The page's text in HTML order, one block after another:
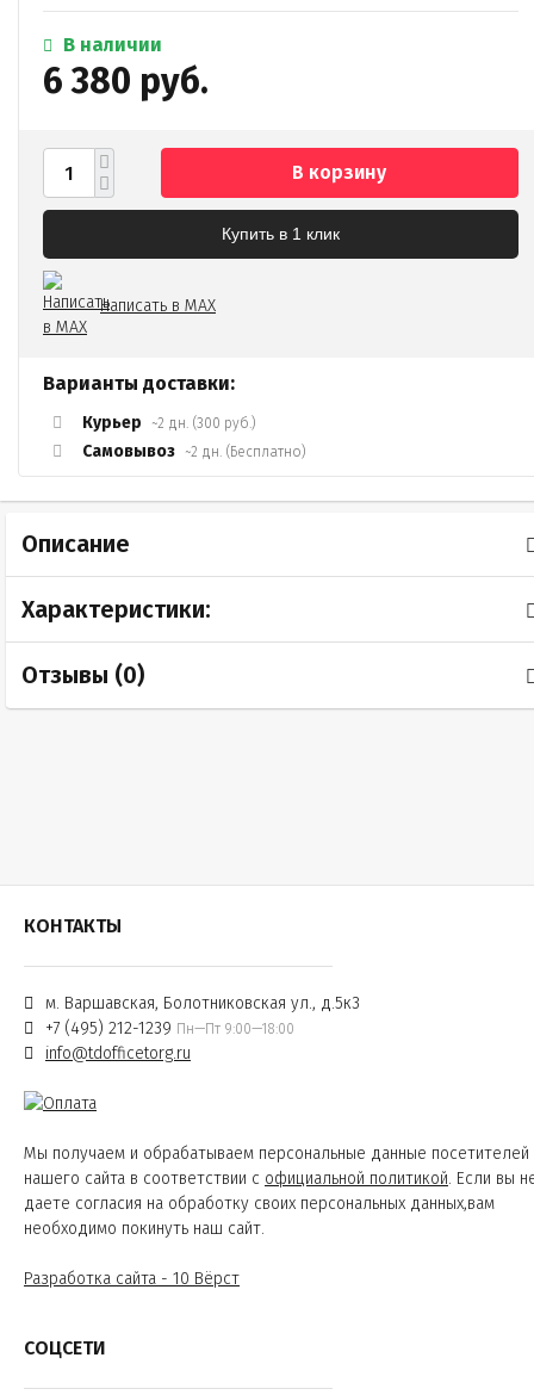
В наличии
6 380 руб.
В корзину
Купить в 1 клик
Написать в MAX
Варианты доставки:
Курьер ~2 дн. (300 руб.)
Самовывоз ~2 дн. (Бесплатно)
Описание
Характеристики:
Отзывы (0)
КОНТАКТЫ
м. Варшавская, Болотниковская ул., д.5к3
+7 (495) 212-1239 Пн—Пт 9:00—18:00
info@tdofficetorg.ru
Мы получаем и обрабатываем персональные данные посетителей
нашего сайта в соответствии с официальной политикой. Если вы
даете согласия на обработку своих персональных данных,вам
необходимо покинуть наш сайт.
Разработка сайта - 10 Вёрст
СОЦСЕТИ